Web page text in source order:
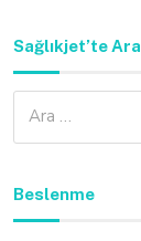
Sağlıkjet’te Ara
Arama:
Beslenme